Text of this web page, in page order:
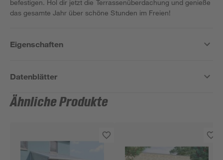
befestigen. Hol dir jetzt die Terrassenüberdachung und genieße
das gesamte Jahr über schöne Stunden im Freien!
Eigenschaften
Datenblätter
Ähnliche Produkte